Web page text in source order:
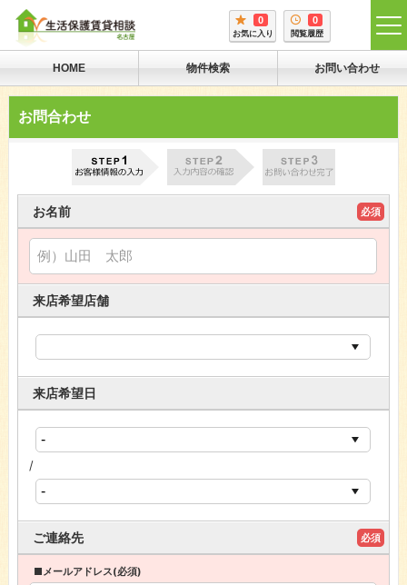
0
お気に入り
0
閲覧履歴
HOME 物件検索 お問い合わせ
お問合わせ
お名前 必須
来店希望店舗
来店希望日
/
ご連絡先 必須
■メールアドレス(必須)